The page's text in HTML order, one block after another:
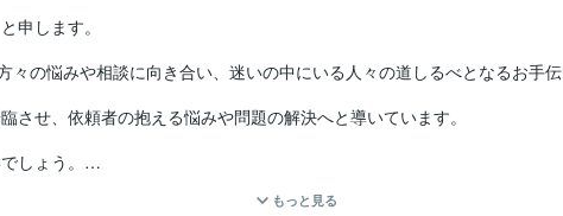
申します。
の悩みや相談に向き合い、迷いの中にいる人々の道しるべとなるお手伝
させ、依頼者の抱える悩みや問題の解決へと導いています。
しょう。
もっと見る